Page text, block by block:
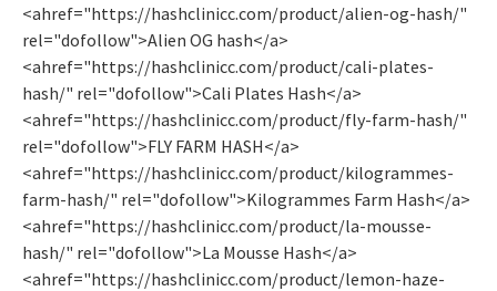
<ahref="https://hashclinicc.com/product/alien-og-hash/"
rel="dofollow">Alien OG hash</a>
<ahref="https://hashclinicc.com/product/cali-plates-
hash/" rel="dofollow">Cali Plates Hash</a>
<ahref="https://hashclinicc.com/product/fly-farm-hash/"
rel="dofollow">FLY FARM HASH</a>
<ahref="https://hashclinicc.com/product/kilogrammes-
farm-hash/" rel="dofollow">Kilogrammes Farm Hash</a>
<ahref="https://hashclinicc.com/product/la-mousse-
hash/" rel="dofollow">La Mousse Hash</a>
<ahref="https://hashclinicc.com/product/lemon-haze-